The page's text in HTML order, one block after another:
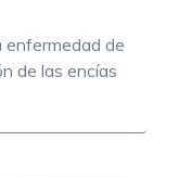
enfermedad de
de las encías